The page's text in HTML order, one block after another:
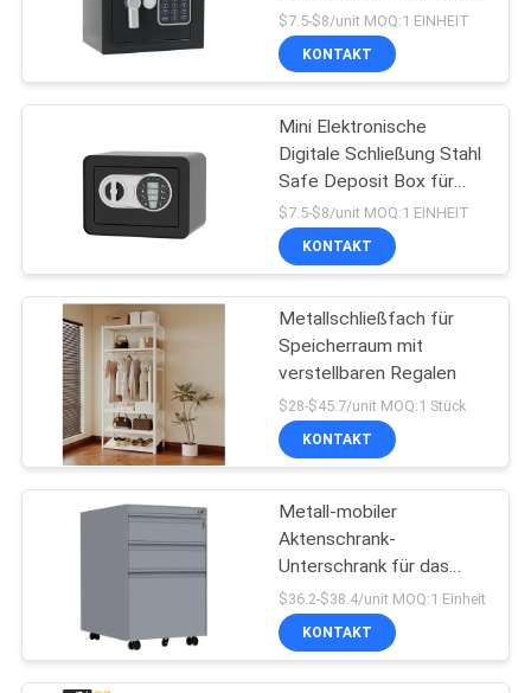
VERBINDUNG
NACHRICHTEN
SIE
ZITAT
SITEMAP
PRIVACY
Sicherer Kasten
Metall-Pedestal für
Mobilgeräte
30
Metallschubladen
28
$7.5-$8/unit MOQ:1 EINHEIT
KONTAKT
Mini Elektronische
Digitale Schließung Stahl
Safe Deposit Box für
Heimgebrauch versteckt
$7.5-$8/unit MOQ:1 EINHEIT
KONTAKT
Metallschließfach für
Speicherraum mit
verstellbaren Regalen
$28-$45.7/unit MOQ:1 Stück
KONTAKT
Metall-mobiler
Aktenschrank-
Unterschrank für das
Büro
$36.2-$38.4/unit MOQ:1 Einheit
KONTAKT